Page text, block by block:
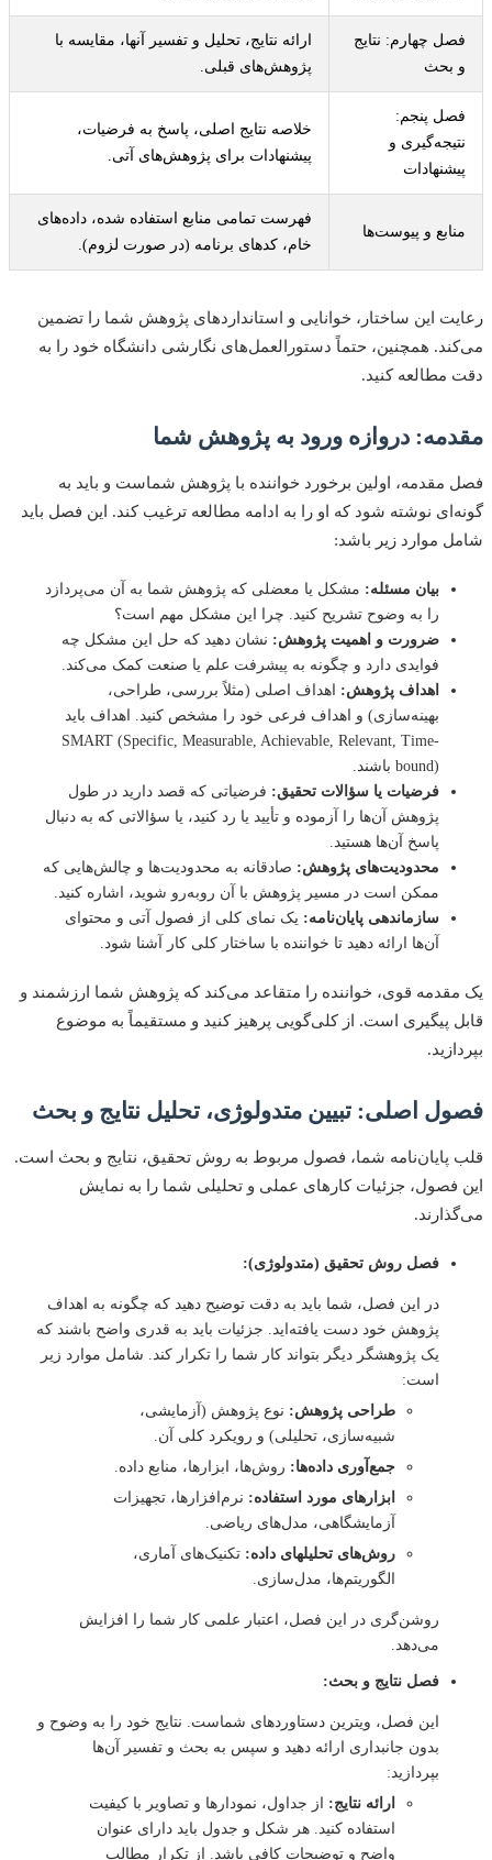
چهارم: نتایج
بحث
ارائه نتایج، تحلیل و تفسیر آنها، مقایسه با
پژوهش‌های قبلی.
پنجم:
و
خلاصه نتایج اصلی، پاسخ به فرضیات،
پیشنهادات برای پژوهش‌های آتی.
و پیوست‌ها
فهرست تمامی منابع استفاده شده، داده‌های
خام، کدهای برنامه (در صورت لزوم).
این ساختار، خوانایی و استاندارد‌های پژوهش شما را تضمین
همچنین، حتماً دستورالعمل‌های نگارشی دانشگاه خود را به
کنید.
دروازه ورود به پژوهش شما
اولین برخورد خواننده با پژوهش شماست و باید به
نوشته شود که او را به ادامه مطالعه ترغیب کند. این فصل باید
موارد زیر باشد:
بیان مسئله:مشکل یا معضلی که پژوهش شما به آن می‌پردازد
را به وضوح تشریح کنید. چرا این مشکل مهم است؟
ضرورت و اهمیت پژوهش:نشان دهید که حل این مشکل چه
فوایدی دارد و چگونه به پیشرفت علم یا صنعت کمک می‌کند.
اهداف پژوهش:اهداف اصلی (مثلاً بررسی، طراحی،
بهینه‌سازی) و اهداف فرعی خود را مشخص کنید. اهداف باید
SMART (Specific, Measurable, Achievable, Relevant, Time-
bound) باشند.
فرضیات یا سؤالات تحقیق:فرضیاتی که قصد دارید در طول
پژوهش آن‌ها را آزموده و تأیید یا رد کنید، یا سؤالاتی که به دنبال
پاسخ آن‌ها هستید.
محدودیت‌های پژوهش:صادقانه به محدودیت‌ها و چالش‌هایی که
ممکن است در مسیر پژوهش با آن روبه‌رو شوید، اشاره کنید.
سازماندهی پایان‌نامه:یک نمای کلی از فصول آتی و محتوای
آن‌ها ارائه دهید تا خواننده با ساختار کلی کار آشنا شود.
قوی، خواننده را متقاعد می‌کند که پژوهش شما ارزشمند و
پیگیری است. از کلی‌گویی پرهیز کنید و مستقیماً به موضوع
اصلی: تبیین متدولوژی، تحلیل نتایج و بحث
پایان‌نامه شما، فصول مربوط به روش تحقیق، نتایج و بحث است.
جزئیات کارهای عملی و تحلیلی شما را به نمایش
فصل روش تحقیق (متدولوژی):
در این فصل، شما باید به دقت توضیح دهید که چگونه به اهداف
پژوهش خود دست یافته‌اید. جزئیات باید به قدری واضح باشند که
یک پژوهشگر دیگر بتواند کار شما را تکرار کند. شامل موارد زیر
طراحی پژوهش:نوع پژوهش (آزمایشی،
شبیه‌سازی، تحلیلی) و رویکرد کلی آن.
جمع‌آوری داده‌ها: روش‌ها، ابزارها، منابع داده.
ابزارهای مورد استفاده:نرم‌افزارها، تجهیزات
آزمایشگاهی، مدل‌های ریاضی.
روش‌های تحلیلهای داده: تکنیک‌های آماری،
الگوریتم‌ها، مدل‌سازی.
روشن‌گری در این فصل، اعتبار علمی کار شما را افزایش
می‌دهد.
فصل نتایج و بحث:
این فصل، ویترین دستاوردها‌ی شماست. نتایج خود را به وضوح و
بدون جانبداری ارائه دهید و سپس به بحث و تفسیر آن‌ها
بپردازید:
ارائه نتایج: از جداول، نمودارها و تصاویر با کیفیت
استفاده کنید. هر شکل و جدول باید دارای عنوان
واضح و توضیحات کافی باشد. از تکرار مطالب